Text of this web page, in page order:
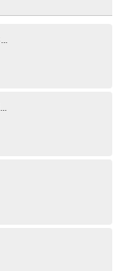
グレイドパーク恵比寿（旧：EBISU SHOW ROOM［エビスショールーム］）
TIME SHARING 渋谷ワールド宇田川ビル